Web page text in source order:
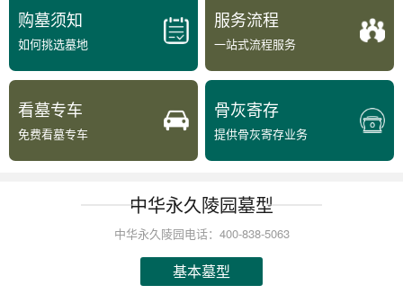
购墓须知
如何挑选墓地
服务流程
一站式流程服务
看墓专车
免费看墓专车
骨灰寄存
提供骨灰寄存业务
中华永久陵园墓型
中华永久陵园电话：400-838-5063
基本墓型